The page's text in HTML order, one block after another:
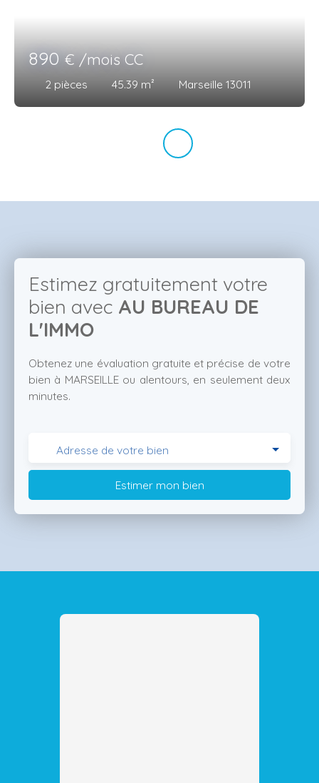
890€ /mois CC
2 pièces 45.39 m² Marseille 13011
Estimez gratuitement votre
bien avec AU BUREAU DE
L'IMMO
Obtenez une évaluation gratuite et précise de votre
bien à MARSEILLE ou alentours, en seulement deux
minutes.
Adresse de votre bien
Estimer mon bien